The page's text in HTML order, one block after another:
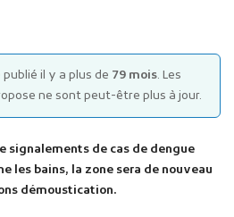
actes
par l'Europe
il y a plus de 79 mois. Les
ne sont peut-être plus à jour.
signalements de cas de dengue
les bains, la zone sera de nouveau
démoustication.